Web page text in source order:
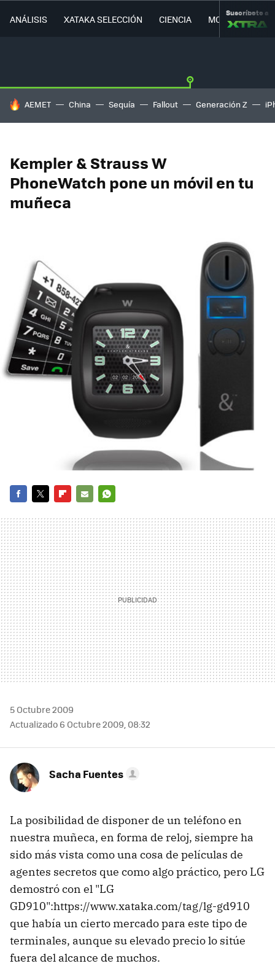
ANÁLISIS XATAKA SELECCIÓN CIENCIA MOVILIDAD
Suscríbete a
HOY SE HABLA DE
AEMET China Sequía Fallout Generación Z
Kempler & Strauss W
PhoneWatch pone un móvil en tu
muñeca
MAIL
5 Octubre 2009
Actualizado 6 Octubre 2009, 08:32
Sacha Fuentes
La posibilidad de disponer de un teléfono en
nuestra muñeca, en forma de reloj, siempre ha
sido más vista como una cosa de películas de
agentes secretos que como algo práctico, pero LG
demostró con el "LG
GD910":https://www.xataka.com/tag/lg-gd910
que había un cierto mercado para este tipo de
terminales, aunque su elevado precio lo sitúe
fuera del alcance de muchos.